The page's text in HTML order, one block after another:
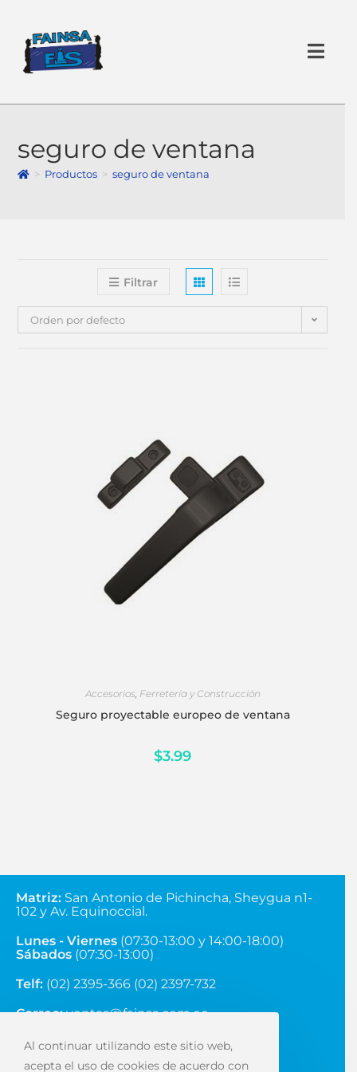
seguro de ventana
> Productos > seguro de ventana
Filtrar
Orden por defecto
Accesorios, Ferretería y Construcción
Seguro proyectable europeo de ventana
$3.99
Matriz: San Antonio de Pichincha, Sheygua n1-
102 y Av. Equinoccial.
Lunes - Viernes (07:30-13:00 y 14:00-18:00)
Sábados (07:30-13:00)
Telf: (02) 2395-366 (02) 2397-732
Correo:ventas@fainsa.com.ec
Al continuar utilizando este sitio web,
acepta el uso de cookies de acuerdo con